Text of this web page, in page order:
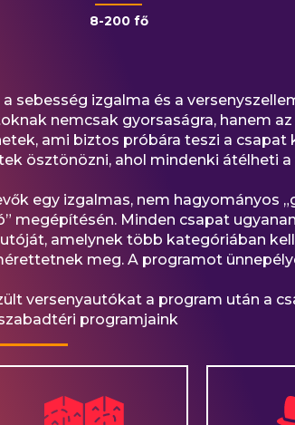
8-200 fő
a sebesség izgalma és a
nemcsak gyorsaságra, hanem
ami biztos próbára teszi a
ösztönözni, ahol mindenki átélheti
egy izgalmas, nem hagyományos
megépítésén. Minden csapat
amelynek több kategóriában
meg. A programot
versenyautókat a program után a
programjaink